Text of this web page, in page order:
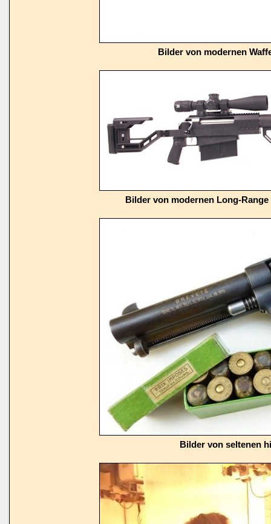
Bilder von modernen
Bilder von modernen Long-
Bilder von seltenen